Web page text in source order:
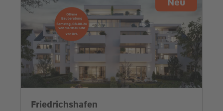
Friedrichshafen